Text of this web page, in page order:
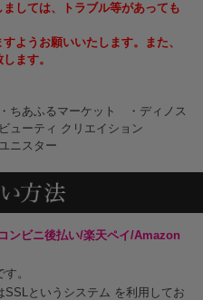
しては、トラブル等があっても
ようお願いいたします。また、
ます。
・ちあふるマーケット
・ディノス
ビューティ クリエイション
ニスター
ンビニ後払い/楽天ペイ/Amazon
す。
というシステム を利用してお